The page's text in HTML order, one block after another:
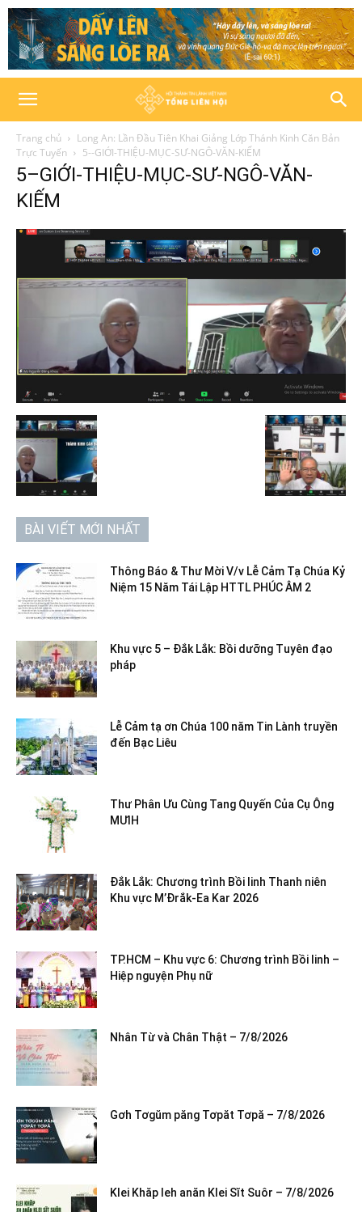
Trang chủ
Long An: Lần Đầu Tiên Khai Giảng Lớp Thánh Kinh Căn Bản
Trực Tuyến
5--GIỚI-THIỆU-MỤC-SƯ-NGÔ-VĂN-KIẾM
5–GIỚI-THIỆU-MỤC-SƯ-NGÔ-VĂN-
KIẾM
BÀI VIẾT MỚI NHẤT
Thông Báo & Thư Mời V/v Lễ Cảm Tạ Chúa Kỷ
Niệm 15 Năm Tái Lập HTTL PHÚC ÂM 2
Khu vực 5 – Đắk Lắk: Bồi dưỡng Tuyên đạo
pháp
Lễ Cảm tạ ơn Chúa 100 năm Tin Lành truyền
đến Bạc Liêu
Thư Phân Ưu Cùng Tang Quyến Của Cụ Ông
MƯIH
Đắk Lắk: Chương trình Bồi linh Thanh niên
Khu vực M’Đrắk-Ea Kar 2026
TP.HCM – Khu vực 6: Chương trình Bồi linh –
Hiệp nguyện Phụ nữ
Nhân Từ và Chân Thật – 7/8/2026
Gơh Tơgŭm păng Tơpăt Tơpă – 7/8/2026
Klei Khăp leh anăn Klei Sĭt Suôr – 7/8/2026